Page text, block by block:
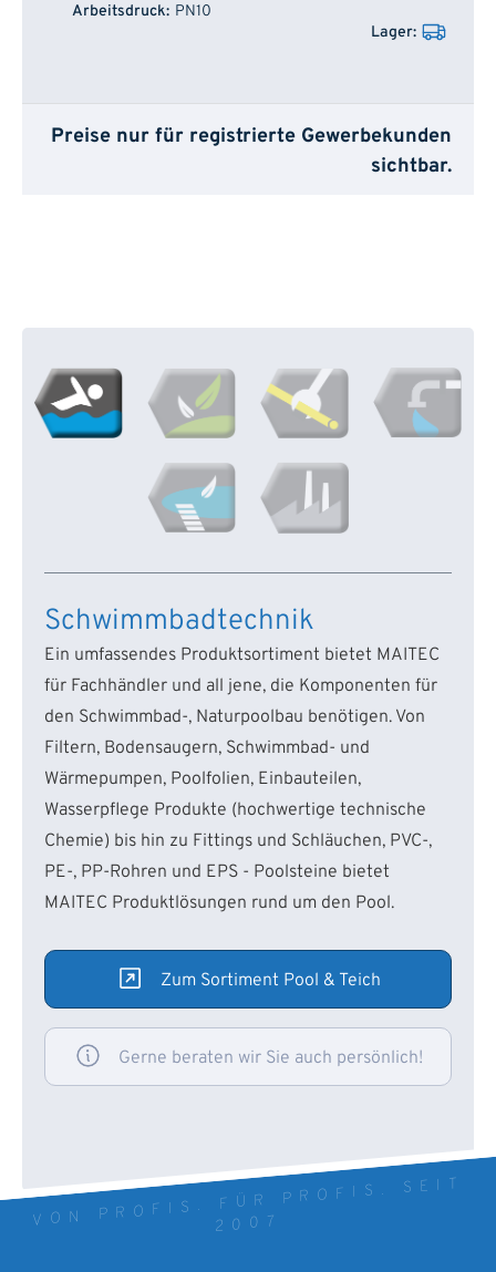
PN10
Preise nur für registrierte Gewerbekunden
sichtbar.
Schwimmbadtechnik
Ein umfassendes Produktsortiment bietet MAITEC
für Fachhändler und all jene, die Komponenten für
den Schwimmbad-, Naturpoolbau benötigen. Von
Filtern, Bodensaugern, Schwimmbad- und
Wärmepumpen, Poolfolien, Einbauteilen,
Wasserpflege Produkte (hochwertige technische
Chemie) bis hin zu Fittings und Schläuchen, PVC-,
PE-, PP-Rohren und EPS - Poolsteine bietet
MAITEC Produktlösungen rund um den Pool.
Zum Sortiment Pool & Teich
Gerne beraten wir Sie auch persönlich!
VON PROFIS. FÜR PROFIS. SEIT
2007